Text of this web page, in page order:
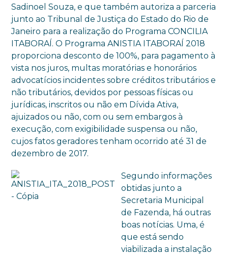
Sadinoel Souza, e que também autoriza a parceria
junto ao Tribunal de Justiça do Estado do Rio de
Janeiro para a realização do Programa CONCILIA
ITABORAÍ. O Programa ANISTIA ITABORAÍ 2018
proporciona desconto de 100%, para pagamento à
vista nos juros, multas moratórias e honorários
advocatícios incidentes sobre créditos tributários e
não tributários, devidos por pessoas físicas ou
jurídicas, inscritos ou não em Dívida Ativa,
ajuizados ou não, com ou sem embargos à
execução, com exigibilidade suspensa ou não,
cujos fatos geradores tenham ocorrido até 31 de
dezembro de 2017.
Segundo informações
obtidas junto a
Secretaria Municipal
de Fazenda, há outras
boas notícias. Uma, é
que está sendo
viabilizada a instalação